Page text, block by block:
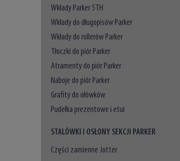
Wkłady Parker 5TH
Wkłady do długopisów Parker
Wkłady do rollerów Parker
Tłoczki do piór Parker
Atramenty do piór Parker
Naboje do piór Parker
Grafity do ołówków
Pudełka prezentowe i etui
STALÓWKI I OSŁONY SEKCJI PARKER
Części zamienne Jotter